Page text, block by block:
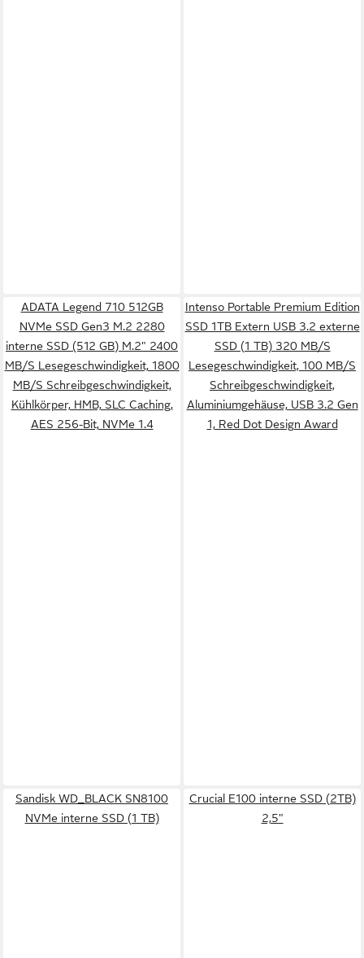
ADATA Legend 710 512GB
NVMe SSD Gen3 M.2 2280
interne SSD (512 GB) M.2" 2400
MB/S Lesegeschwindigkeit, 1800
MB/S Schreibgeschwindigkeit,
Kühlkörper, HMB, SLC Caching,
AES 256-Bit, NVMe 1.4
Intenso Portable Premium Edition
SSD 1TB Extern USB 3.2 externe
SSD (1 TB) 320 MB/S
Lesegeschwindigkeit, 100 MB/S
Schreibgeschwindigkeit,
Aluminiumgehäuse, USB 3.2 Gen
1, Red Dot Design Award
Sandisk WD_BLACK SN8100
NVMe interne SSD (1 TB)
Crucial E100 interne SSD (2TB)
2,5"